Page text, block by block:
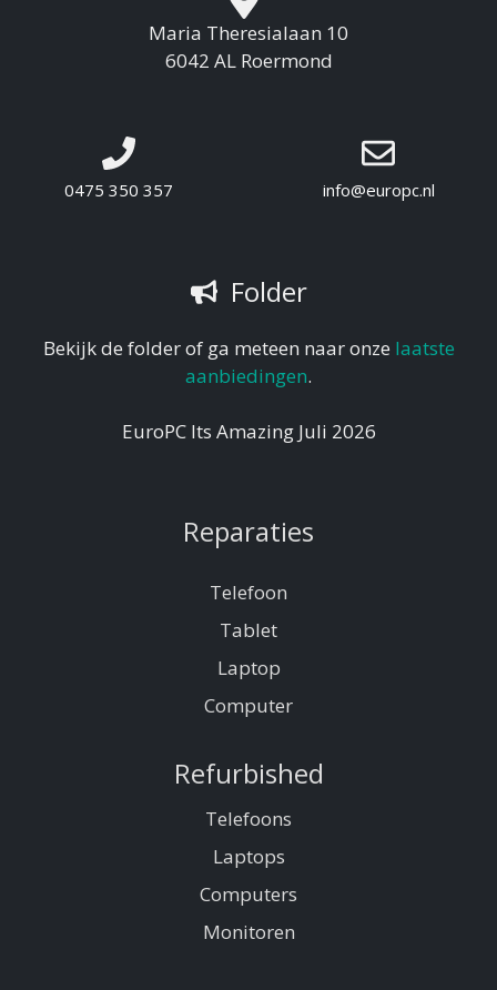
Maria Theresialaan 10
6042 AL Roermond
0475 350 357 info@europc.nl
Folder
Bekijk de folder of ga meteen naar onze laatste
aanbiedingen.
EuroPC Its Amazing Juli 2026
Reparaties
Telefoon
Tablet
Laptop
Computer
Refurbished
Telefoons
Laptops
Computers
Monitoren